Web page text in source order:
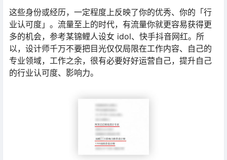
这些身份或经历，一定程度上反映了你的优秀、你的「行
业认可度」。流量至上的时代，有流量你就更容易获得更
多的机会，参考某锦鲤人设女 idol、快手抖音网红。所
以，设计师千万不要把目光仅仅局限在工作内容、自己的
专业领域，工作之余，很有必要好好运营自己，提升自己
的行业认可度、影响力。